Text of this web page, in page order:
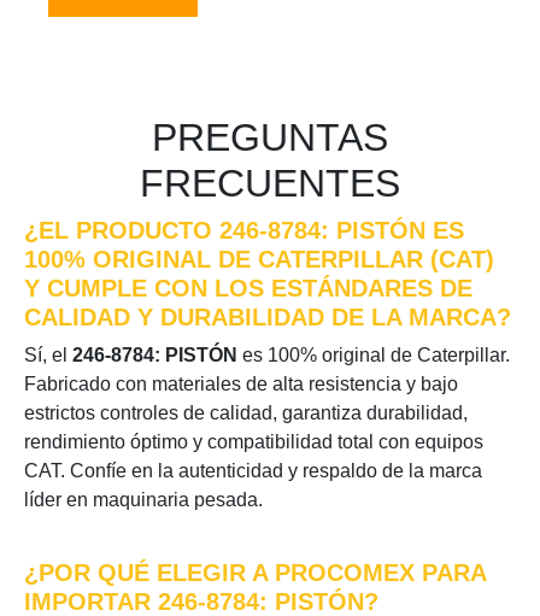
PREGUNTAS
FRECUENTES
¿EL PRODUCTO 246-8784: PISTÓN ES
100% ORIGINAL DE CATERPILLAR (CAT)
Y CUMPLE CON LOS ESTÁNDARES DE
CALIDAD Y DURABILIDAD DE LA MARCA?
Sí, el 246-8784: PISTÓN es 100% original de Caterpillar.
Fabricado con materiales de alta resistencia y bajo
estrictos controles de calidad, garantiza durabilidad,
rendimiento óptimo y compatibilidad total con equipos
CAT. Confíe en la autenticidad y respaldo de la marca
líder en maquinaria pesada.
¿POR QUÉ ELEGIR A PROCOMEX PARA
IMPORTAR 246-8784: PISTÓN?